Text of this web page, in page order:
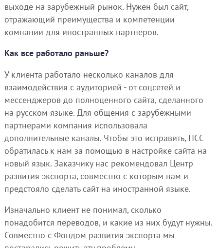
выходе на зарубежный рынок. Нужен был сайт,
отражающий преимущества и компетенции
компании для иностранных партнеров.
Как все работало раньше?
У клиента работало несколько каналов для
взаимодействия с аудиторией - от соцсетей и
мессенджеров до полноценного сайта, сделанного
на русском языке. Для общения с зарубежными
партнерами компания использовала
дополнительные каналы. Чтобы это исправить, ПСС
обратилась к нам за помощью в настройке сайта на
новый язык. Заказчику нас рекомендовал Центр
развития экспорта, совместно с которым нам и
предстояло сделать сайт на иностранной языке.
Изначально клиент не понимал, сколько
понадобится переводов, и какие из них будут нужны.
Совместно с Фондом развития экспорта мы